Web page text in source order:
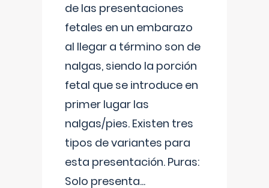
de las presentaciones
fetales en un embarazo
al llegar a término son de
nalgas, siendo la porción
fetal que se introduce en
primer lugar las
nalgas/pies. Existen tres
tipos de variantes para
esta presentación. Puras:
Solo presenta...